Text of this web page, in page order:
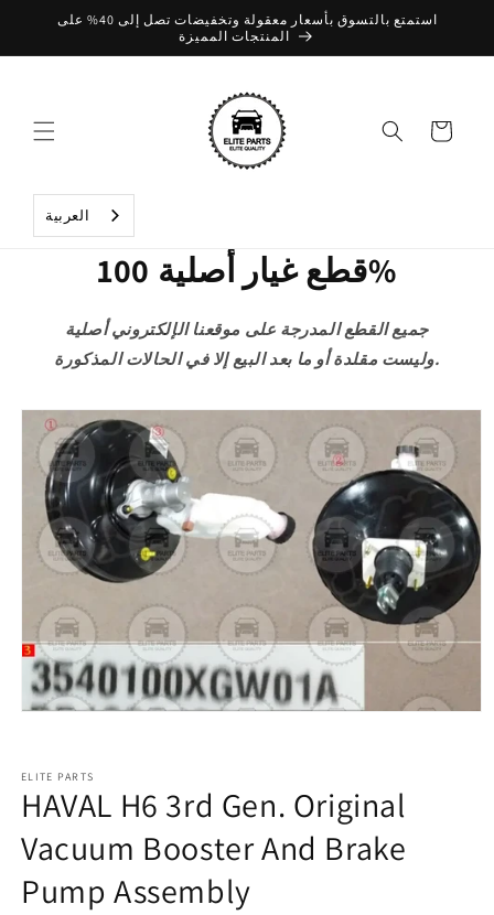
إلىاستمتع بالتسوق بأسعار معقولة وتخفيضات تصل إلى 40% على
المنتجات المميزة
التسوق
العربية‏
قطع غيار أصلية 100%
جميع القطع المدرجة على موقعنا الإلكتروني أصلية
وليست مقلدة أو ما بعد البيع إلا في الحالات المذكورة.
إلى
معلومات
المنتج
ELITE PARTS
HAVAL H6 3rd Gen. Original
Vacuum Booster And Brake
Pump Assembly